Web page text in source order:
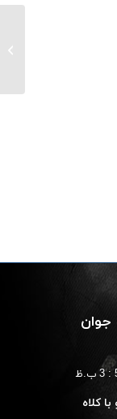
جوان
کلاه